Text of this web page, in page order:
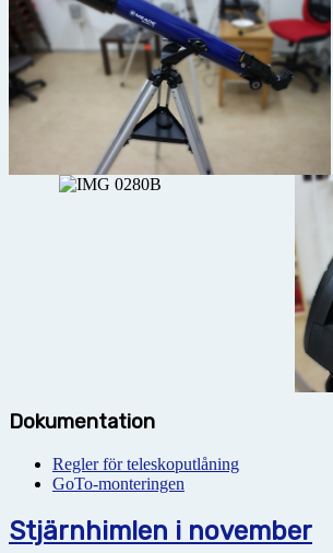
Dokumentation
Regler för teleskoputlåning
GoTo-monteringen
Stjärnhimlen i november